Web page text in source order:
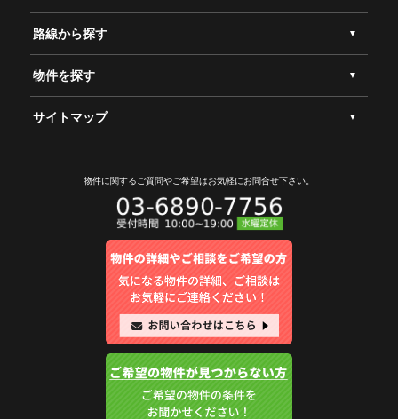
路線から探す
物件を探す
サイトマップ
物件に関するご質問やご希望はお気軽にお問合せ下さい。